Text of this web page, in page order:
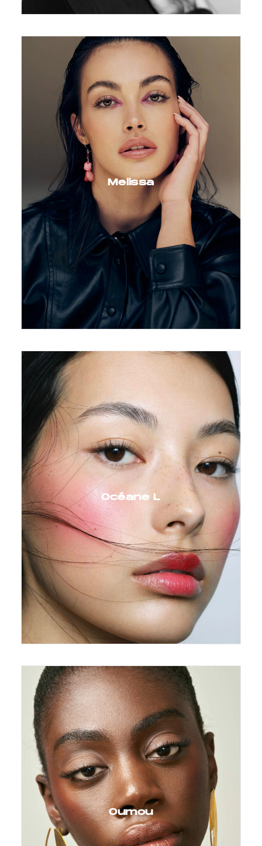
Melissa
Océane L
Oumou